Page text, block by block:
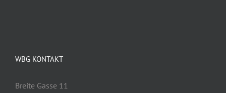
WBG KONTAKT
Breite Gasse 11